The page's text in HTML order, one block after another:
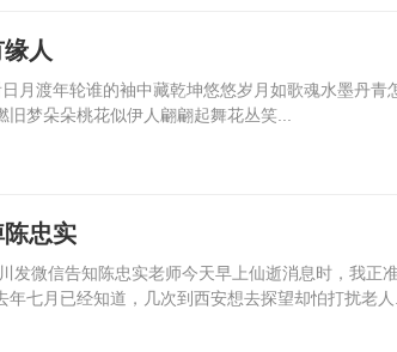
人
月渡年轮谁的袖中藏乾坤悠悠岁月如歌魂水墨丹青
梦朵朵桃花似伊人翩翩起舞花丛笑...
忠实
微信告知陈忠实老师今天早上仙逝消息时，我正
七月已经知道，几次到西安想去探望却怕打扰老